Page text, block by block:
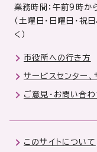
業務時間：午前9時か
（土曜日・日曜日・
く）
市役所への行き方
サービスセンター
ご意見・お問い合わ
このサイトについて